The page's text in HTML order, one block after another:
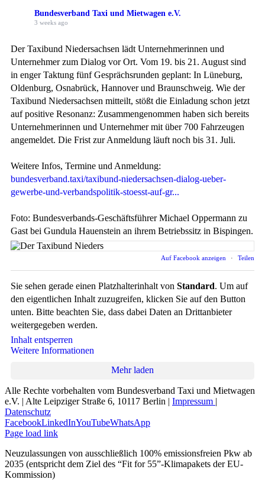
Bundesverband Taxi und Mietwagen e.V.
3 weeks ago
Der Taxibund Niedersachsen lädt Unternehmerinnen und
Unternehmer zum Dialog vor Ort. Vom 19. bis 21. August sind
in enger Taktung fünf Gesprächsrunden geplant: In Lüneburg,
Oldenburg, Osnabrück, Hannover und Braunschweig. Wie der
Taxibund Niedersachsen mitteilt, stößt die Einladung schon jetzt
auf positive Resonanz: Zusammengenommen haben sich bereits
Unternehmerinnen und Unternehmer mit über 700 Fahrzeugen
angemeldet. Die Frist zur Anmeldung läuft noch bis 31. Juli.
Weitere Infos, Termine und Anmeldung:
bundesverband.taxi/taxibund-niedersachsen-dialog-ueber-
gewerbe-und-verbandspolitik-stoesst-auf-gr...
Foto: Bundesverbands-Geschäftsführer Michael Oppermann zu
Gast bei Gundula Hauenstein an ihrem Betriebssitz in Bispingen.
Auf Facebook anzeigen · Teilen
Sie sehen gerade einen Platzhalterinhalt von Standard. Um auf
den eigentlichen Inhalt zuzugreifen, klicken Sie auf den Button
unten. Bitte beachten Sie, dass dabei Daten an Drittanbieter
weitergegeben werden.
Inhalt entsperren
Weitere Informationen
Mehr laden
Alle Rechte vorbehalten vom Bundesverband Taxi und Mietwagen
e.V. | Alte Leipziger Straße 6, 10117 Berlin | Impressum |
Datenschutz
FacebookLinkedInYouTubeWhatsApp
Page load link
Neuzulassungen von ausschließlich 100% emissionsfreien Pkw ab
2035 (entspricht dem Ziel des “Fit for 55”-Klimapakets der EU-
Kommission)